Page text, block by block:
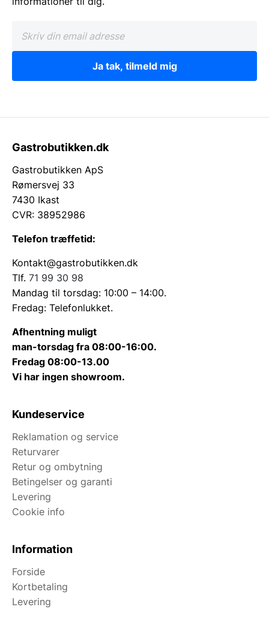
Ja tak, tilmeld mig
Gastrobutikken.dk
Gastrobutikken ApS
Rømersvej 33
7430 Ikast
CVR: 38952986
Telefon træffetid:
Kontakt@gastrobutikken.dk
Tlf. 71 99 30 98
Mandag til torsdag: 10:00 – 14:00.
Fredag: Telefonlukket.
Afhentning muligt
man-torsdag fra 08:00-16:00.
Fredag 08:00-13.00
Vi har ingen showroom.
Kundeservice
Reklamation og service
Returvarer
Retur og ombytning
Betingelser og garanti
Levering
Cookie info
Information
Forside
Kortbetaling
Levering